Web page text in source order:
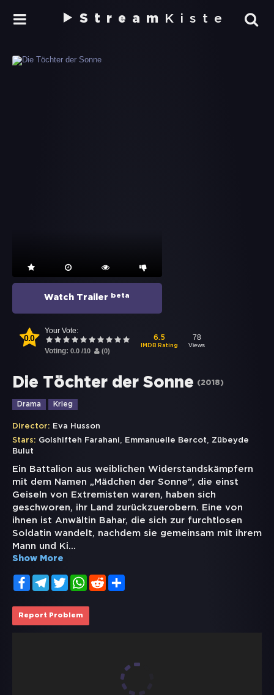
Stream Kiste
Watch Trailer beta
0.0
Your Vote:
Voting: 0.0 /10 (0)
6.5
IMDB Rating
78
Views
Die Töchter der Sonne (2018)
Drama Krieg
Director: Eva Husson
Stars: Golshifteh Farahani, Emmanuelle Bercot, Zübeyde
Bulut
Ein Battalion aus weiblichen Widerstandskämpfern
mit dem Namen „Mädchen der Sonne", die einst
Geiseln von Extremisten waren, haben sich
geschworen, ihr Land zurückzuerobern. Eine von
ihnen ist Anwältin Bahar, die sich zur furchtlosen
Soldatin wandelt, nachdem sie gemeinsam mit ihrem
Mann und Ki...
Show More
FacebookTelegramTwitterWhatsApp
Reddit
Report Problem